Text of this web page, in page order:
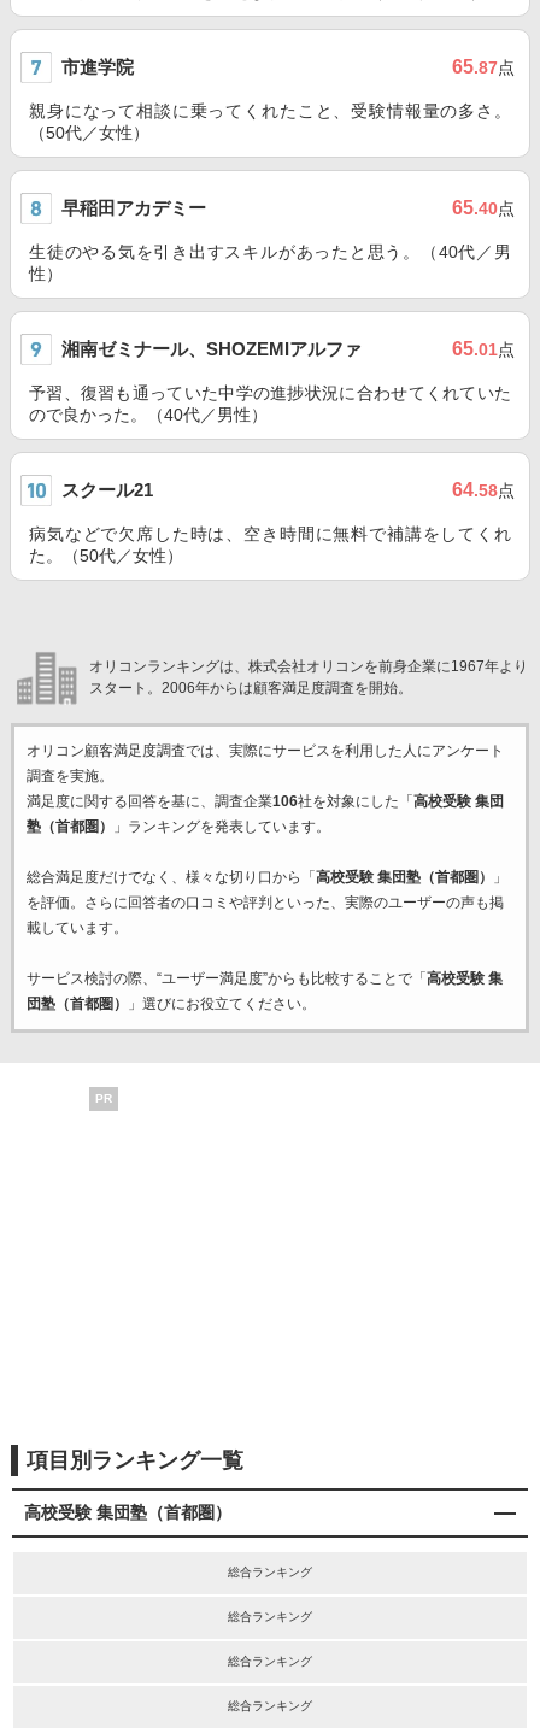
市進学院 65.87点
親身になって相談に乗ってくれたこと、受験情報量の多さ。
（50代／女性）
早稲田アカデミー 65.40点
生徒のやる気を引き出すスキルがあったと思う。（40代／男
性）
湘南ゼミナール、SHOZEMIアルファ 65.01点
予習、復習も通っていた中学の進捗状況に合わせてくれていた
ので良かった。（40代／男性）
スクール21 64.58点
病気などで欠席した時は、空き時間に無料で補講をしてくれ
た。（50代／女性）
オリコンランキングは、株式会社オリコンを前身企業に1967年より
スタート。2006年からは顧客満足度調査を開始。
オリコン顧客満足度調査では、実際にサービスを利用した 人にアンケート
調査を実施。
満足度に関する回答を基に、調査企業106社を対象にした「 高校受験 集団
塾（首都圏）
」ランキングを発表しています。
総合満足度だけでなく、様々な切り口から「 高校受験 集団塾（首都圏）
」
を評価。さらに回答者の口コミや評判といった、実際のユーザーの声も掲
載しています。
サービス検討の際、“ユーザー満足度”からも比較することで「 高校受験 集
団塾（首都圏）
」選びにお役立てください。
PR
項目別ランキング一覧
高校受験 集団塾（首都圏）
総合ランキング
総合ランキング
総合ランキング
総合ランキング